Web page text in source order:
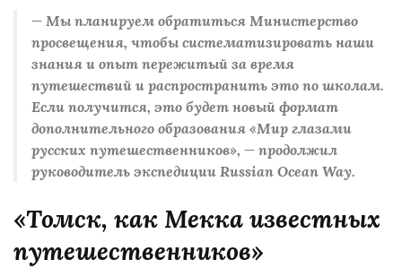
— Мы планируем обратиться Министерство
просвещения, чтобы систематизировать наши
знания и опыт пережитый за время
путешествий и распространить это по школам.
Если получится, это будет новый формат
дополнительного образования «Мир глазами
русских путешественников», — продолжил
руководитель экспедиции Russian Ocean Way.
«Томск, как Мекка известных
путешественников»